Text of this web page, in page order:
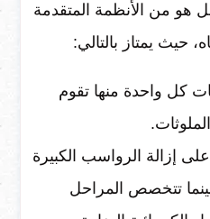
هو من الأنظمة المتقدمة
حيث يمتاز بالتالي:
كل واحدة منها تقوم
إزالة الرواسب الكبيرة
تتخصص المراحل